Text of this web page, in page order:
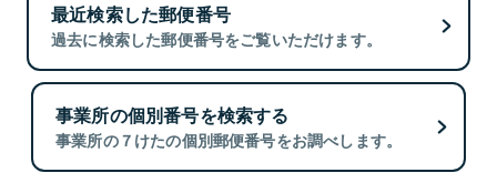
最近検索した郵便番号
過去に検索した郵便番号をご覧いただけます。
事業所の個別番号を検索する
事業所の７けたの個別郵便番号をお調べします。